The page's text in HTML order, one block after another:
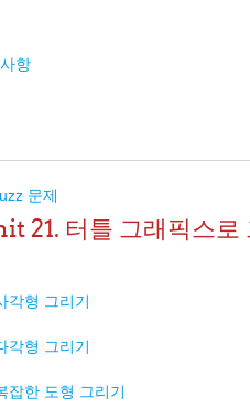
항
문제
21. 터틀 그래픽스로
각형 그리기
각형 그리기
잡한 도형 그리기